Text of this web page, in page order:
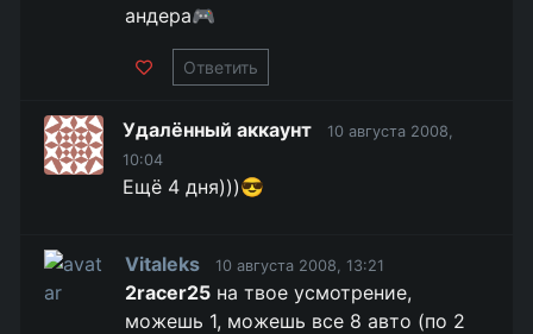
андера🎮
Ответить
Удалённый аккаунт
10 августа 2008,
10:04
Ещё 4 дня)))😎
Vitaleks 10 августа 2008, 13:21
2racer25 на твое усмотрение,
можешь 1, можешь все 8 авто (по 2